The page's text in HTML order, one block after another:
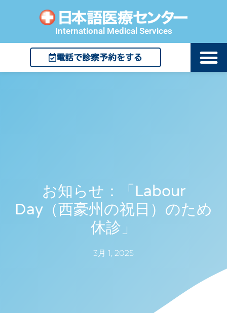
International Medical Services
電話で診察予約をする
お知らせ：「Labour
Day（西豪州の祝日）のため
休診」
3月 1, 2025